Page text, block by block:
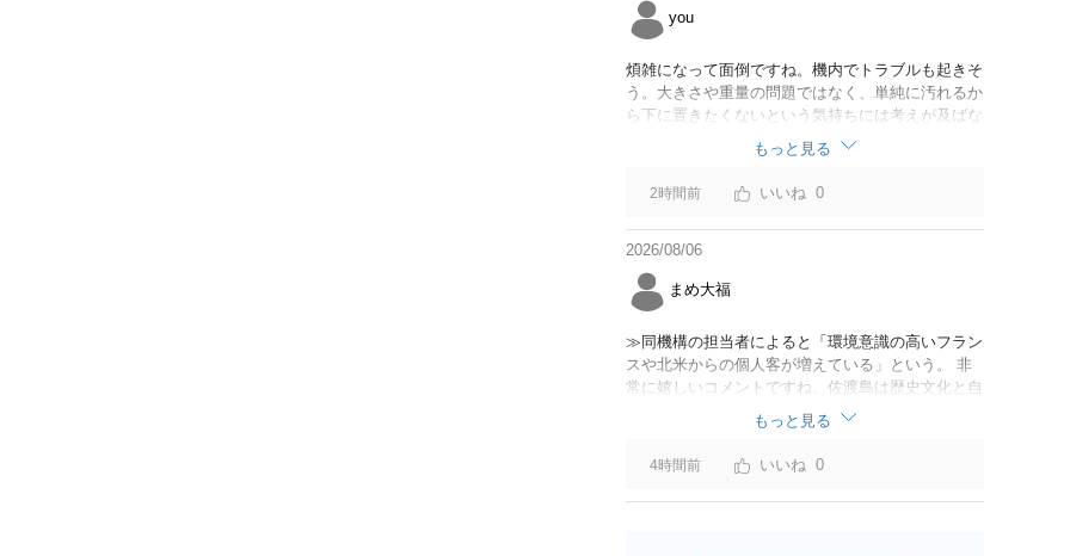
you
煩雑になって面倒ですね。機内でトラブルも起きそ
う。大きさや重量の問題ではなく、単純に汚れるか
ら下に置きたくないという気持ちには考えが及ばな
かったのでしょうかね。いっそ、荷物棚を撤去した
座席を作って、座席指定も荷物も含んだプランとす
べて無しで格安プランで分けてもらった方がシンプ
ルで分かりやすいかも。どんどん料金が細分化され
て面倒です。
もっと見る
2時間前 0
2026/08/06
まめ大福
≫同機構の担当者によると「環境意識の高いフラン
スや北米からの個人客が増えている」という。 非
常に嬉しいコメントですね。佐渡島は歴史文化と自
然が相まっての土地となっているので、個人的には
環境意識の低い人は来ないでほしいです。「金がと
れるんじゃないか」と勝手に穴掘ったりしそうな国
の人は来ないでほしいですね。
もっと見る
4時間前 0